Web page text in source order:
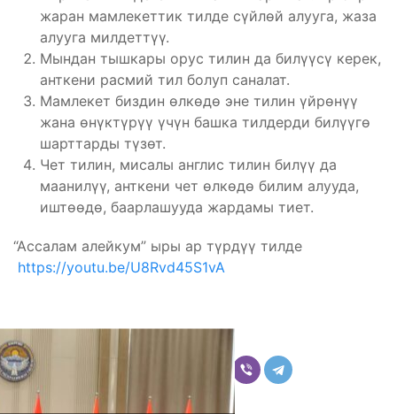
жаран мамлекеттик тилде сүйлөй алууга, жаза
алууга милдеттүү.
Мындан тышкары орус тилин да билүүсү керек,
анткени расмий тил болуп саналат.
Мамлекет биздин өлкөдө эне тилин үйрөнүү
жана өнүктүрүү үчүн башка тилдерди билүүгө
шарттарды түзөт.
Чет тилин, мисалы англис тилин билүү да
маанилүү, анткени чет өлкөдө билим алууда,
иштөөдө, баарлашууда жардамы тиет.
“Ассалам алейкум” ыры ар түрдүү тилде
https://youtu.be/U8Rvd45S1vA